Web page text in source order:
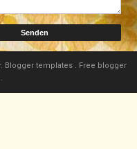
Blogger templates . Free blogger
.